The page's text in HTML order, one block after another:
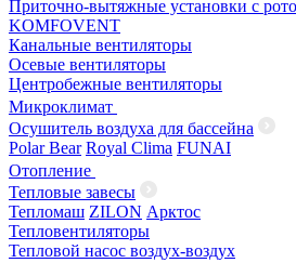
Приточно-вытяжные установки с
KOMFOVENT
Канальные вентиляторы
Осевые вентиляторы
Центробежные вентиляторы
Микроклимат
Осушитель воздуха для бассейна
Polar Bear Royal Clima FUNAI
Отопление
Тепловые завесы
Тепломаш ZILON Арктос
Тепловентиляторы
Тепловой насос воздух-воздух